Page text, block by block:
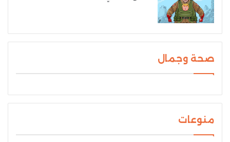
صحة وجمال
منوعات